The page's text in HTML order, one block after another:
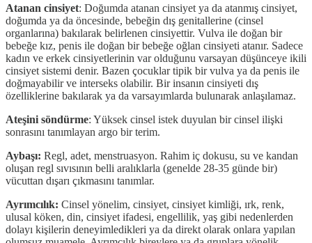
Atanan cinsiyet: Doğumda atanan cinsiyet ya da atanmış cinsiyet,
doğumda ya da öncesinde, bebeğin dış genitallerine (cinsel
organlarına) bakılarak belirlenen cinsiyettir. Vulva ile doğan bir
bebeğe kız, penis ile doğan bir bebeğe oğlan cinsiyeti atanır. Sadece
kadın ve erkek cinsiyetlerinin var olduğunu varsayan düşünceye ikili
cinsiyet sistemi denir. Bazen çocuklar tipik bir vulva ya da penis ile
doğmayabilir ve interseks olabilir. Bir insanın cinsiyeti dış
özelliklerine bakılarak ya da varsayımlarda bulunarak anlaşılamaz.
Ateşini söndürme: Yüksek cinsel istek duyulan bir cinsel ilişki
sonrasını tanımlayan argo bir terim.
Aybaşı: Regl, adet, menstruasyon. Rahim iç dokusu, su ve kandan
oluşan regl sıvısının belli aralıklarla (genelde 28-35 günde bir)
vücuttan dışarı çıkmasını tanımlar.
Ayrımcılık: Cinsel yönelim, cinsiyet, cinsiyet kimliği, ırk, renk,
ulusal köken, din, cinsiyet ifadesi, engellilik, yaş gibi nedenlerden
dolayı kişilerin deneyimledikleri ya da direkt olarak onlara yapılan